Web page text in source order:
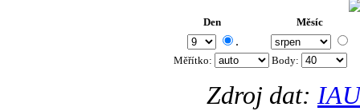
Den Měsíc
.
Měřítko: Body:
Zdroj dat: